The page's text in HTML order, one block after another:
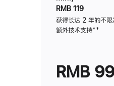
RMB 119
获得长达 2 年的不限
额外技术支持脚
**
RMB